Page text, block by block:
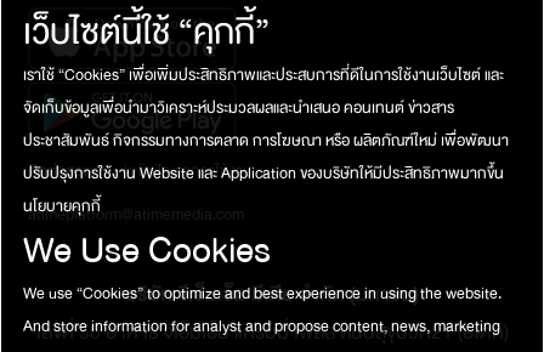
ติดต่อสอบถาม / แจ้งปัญหาการใช้งาน
atimeplatform@atimemedia.com
บริษัท จีเอ็มเอ็ม มีเดีย จำกัด (มหาชน)
เลขที่ 50 อาคาร จีเอ็มเอ็ม แกรมมี่ เพลส ถนนสุขุมวิท21 (อโศก)
เว็บไซต์นี้ใช้ “คุกกี้”
เราใช้ “Cookies” เพื่อเพิ่มประสิทธิภาพและประสบการที่ดีในการใช้งานเว็บไซต์ และ
จัดเก็บข้อมูลเพื่อนำมาวิเคราะห์ประมวลผลและนำเสนอ คอนเทนต์ ข่าวสาร
ประชาสัมพันธ์ กิจกรรมทางการตลาด การโฆษณา หรือ ผลิตภัณฑ์ใหม่ เพื่อพัฒนา
ปรับปรุงการใช้งาน Website และ Application ของบริษัทให้มีประสิทธิภาพมากขึ้น
นโยบายคุกกี้
We Use Cookies
We use “Cookies” to optimize and best experience in using the website.
And store information for analyst and propose content, news, marketing